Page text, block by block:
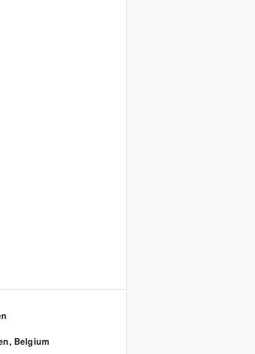
, Belgium